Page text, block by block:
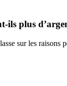
ils plus
sur les raisons